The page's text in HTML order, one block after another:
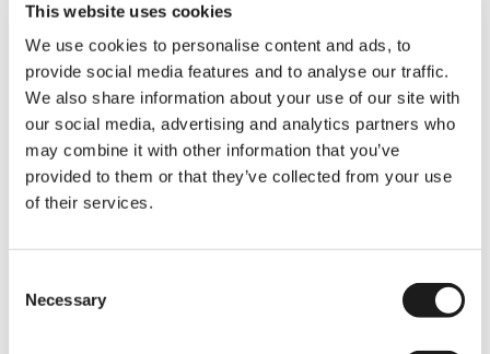
This website uses cookies
We use cookies to personalise content and ads, to
provide social media features and to analyse our traffic.
We also share information about your use of our site with
our social media, advertising and analytics partners who
may combine it with other information that you’ve
provided to them or that they’ve collected from your use
of their services.
Selection
Necessary
Bindschaars, hoogopgeleid talent. Ook in
sectoren met hoge tekorten
Behoud
personeel op de lange termijn zodat
jij jouw concurrentie een stap voor blijft.